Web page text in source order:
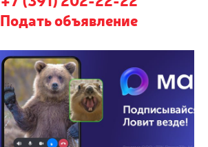
Подать объявление